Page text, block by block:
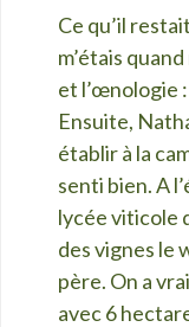
Ce qu’il
m’étais quand
et l’œnologie
Ensuite,
établir à la
senti bien. A
lycée viticole
des vignes le
père. On a
avec 6